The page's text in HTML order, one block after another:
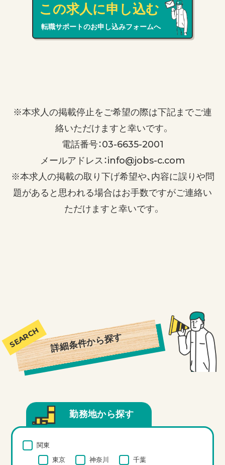
この求人に申し込む
転職サポートのお申し込みフォームへ
※本求人の掲載停止をご希望の際は下記までご連
絡いただけますと幸いです。
電話番号：03-6635-2001
メールアドレス：info@jobs-c.com
※本求人の掲載の取り下げ希望や、内容に誤りや問
題があると思われる場合はお手数ですがご連絡い
ただけますと幸いです。
詳細条件から探す
勤務地から探す
関東
東京
神奈川 千葉